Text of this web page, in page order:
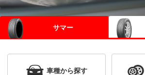
サマー
車種から探す